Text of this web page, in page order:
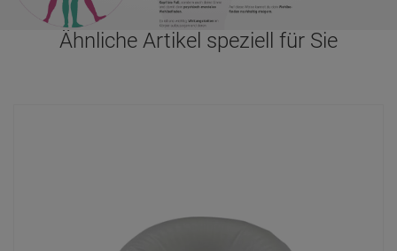
Ähnliche Artikel speziell für Sie